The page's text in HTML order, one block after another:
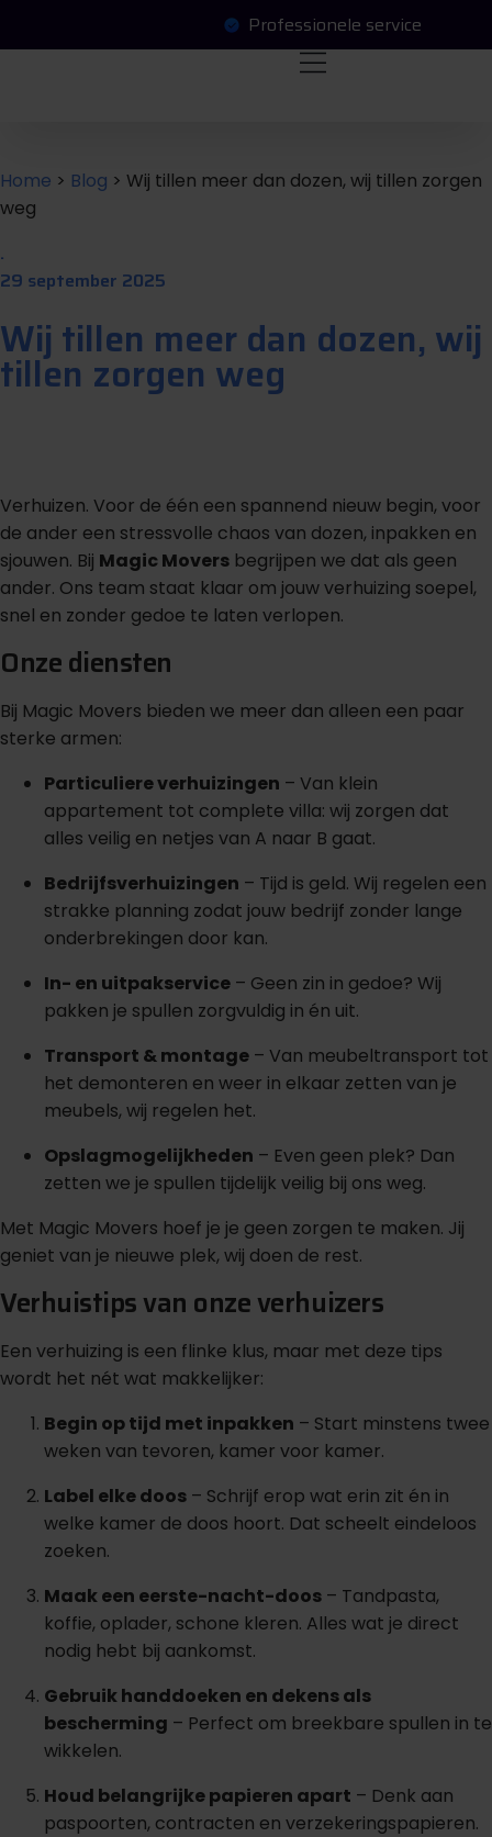
Professionele service
Home > Blog > Wij tillen meer dan dozen, wij tillen zorgen
weg
.
29 september 2025
Wij tillen meer dan dozen, wij
tillen zorgen weg
Verhuizen. Voor de één een spannend nieuw begin, voor
de ander een stressvolle chaos van dozen, inpakken en
sjouwen. Bij Magic Movers begrijpen we dat als geen
ander. Ons team staat klaar om jouw verhuizing soepel,
snel en zonder gedoe te laten verlopen.
Onze diensten
Bij Magic Movers bieden we meer dan alleen een paar
sterke armen:
Particuliere verhuizingen – Van klein
appartement tot complete villa: wij zorgen dat
alles veilig en netjes van A naar B gaat.
Bedrijfsverhuizingen – Tijd is geld. Wij regelen een
strakke planning zodat jouw bedrijf zonder lange
onderbrekingen door kan.
In- en uitpakservice – Geen zin in gedoe? Wij
pakken je spullen zorgvuldig in én uit.
Transport & montage – Van meubeltransport tot
het demonteren en weer in elkaar zetten van je
meubels, wij regelen het.
Opslagmogelijkheden – Even geen plek? Dan
zetten we je spullen tijdelijk veilig bij ons weg.
Met Magic Movers hoef je je geen zorgen te maken. Jij
geniet van je nieuwe plek, wij doen de rest.
Verhuistips van onze verhuizers
Een verhuizing is een flinke klus, maar met deze tips
wordt het nét wat makkelijker:
Begin op tijd met inpakken – Start minstens twee
weken van tevoren, kamer voor kamer.
Label elke doos – Schrijf erop wat erin zit én in
welke kamer de doos hoort. Dat scheelt eindeloos
zoeken.
Maak een eerste-nacht-doos – Tandpasta,
koffie, oplader, schone kleren. Alles wat je direct
nodig hebt bij aankomst.
Gebruik handdoeken en dekens als
bescherming – Perfect om breekbare spullen in te
wikkelen.
Houd belangrijke papieren apart – Denk aan
paspoorten, contracten en verzekeringspapieren.